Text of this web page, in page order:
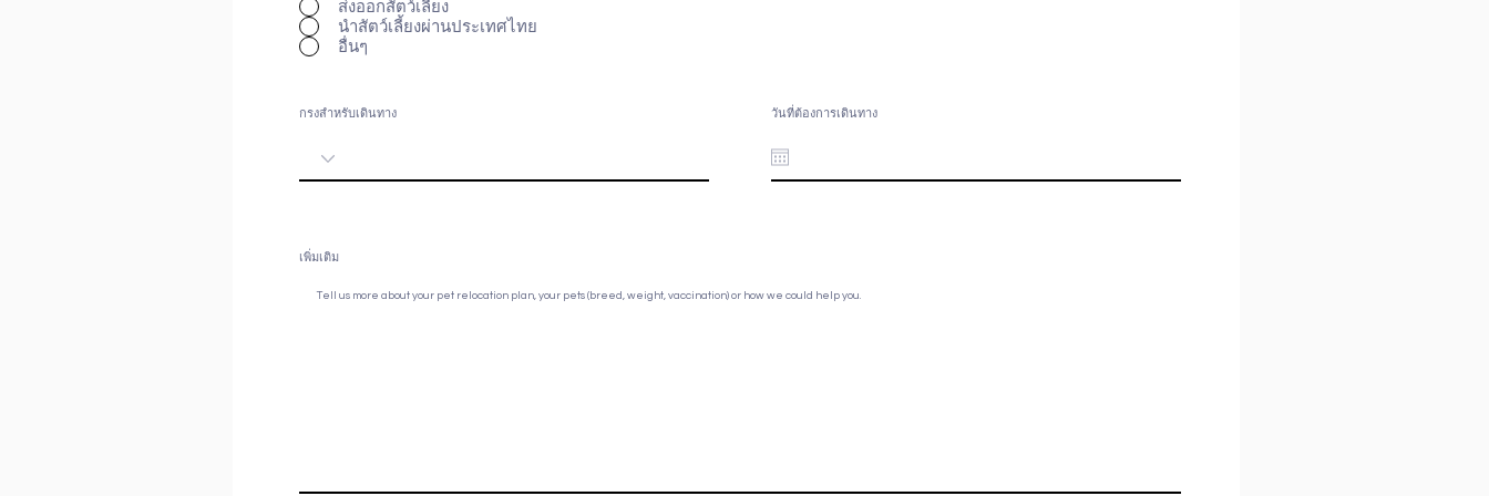
ส่งออกสัตว์เลี้ยง
นำสัตว์เลี้ยงผ่านประเทศไทย
อื่นๆ
กรงสำหรับเดินทาง วันที่ต้องการเดินทาง
เพิ่มเติม